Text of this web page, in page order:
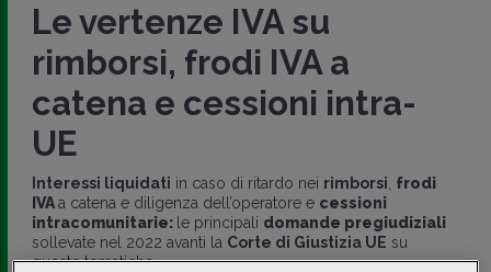
Le vertenze IVA su
rimborsi, frodi IVA a
catena e cessioni intra-
UE
Interessi liquidati in caso di ritardo nei rimborsi frodi
IVAa catena e diligenza dell’operatore e cessioni
intracomunitarie: le principali domande pregiudiziali
sollevate nel 2022 avanti la Corte di Giustizia UE su
queste tematiche.